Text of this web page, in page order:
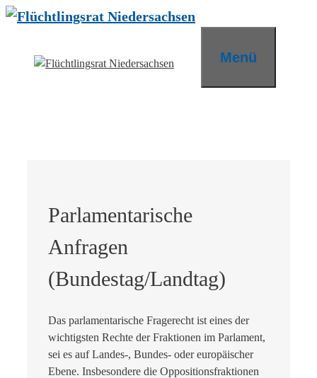
Zum
Menü
Parlamentarische
Anfragen
(Bundestag/Landtag)
Das parlamentarische Fragerecht ist eines der
wichtigsten Rechte der Fraktionen im Parlament,
sei es auf Landes-, Bundes- oder europäischer
Ebene. Insbesondere die Oppositionsfraktionen